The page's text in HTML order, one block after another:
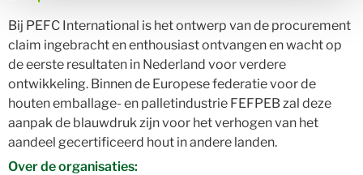
Bij PEFC International is het ontwerp van de procurement
claim ingebracht en enthousiast ontvangen en wacht op
de eerste resultaten in Nederland voor verdere
ontwikkeling. Binnen de Europese federatie voor de
houten emballage- en palletindustrie FEFPEB zal deze
aanpak de blauwdruk zijn voor het verhogen van het
aandeel gecertificeerd hout in andere landen.
Over de organisaties: